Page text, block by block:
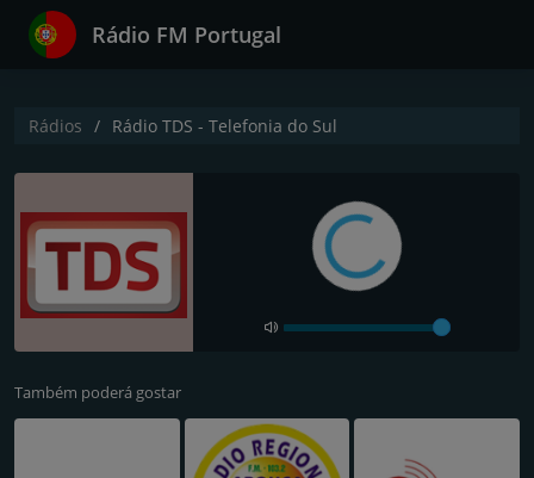
Rádio FM Portugal
Rádios Rádio TDS - Telefonia do Sul
Também poderá gostar